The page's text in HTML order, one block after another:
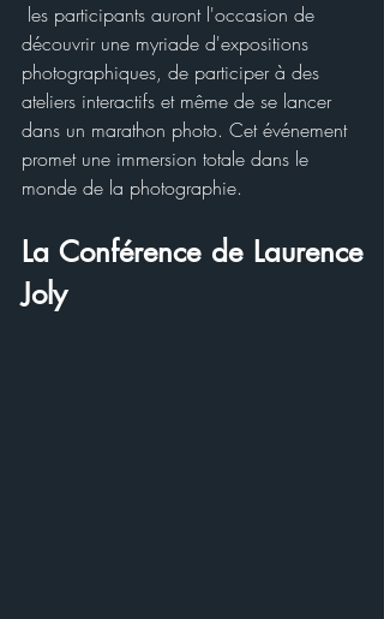
découvrir une myriade d'expositions
photographiques, de participer à des
ateliers interactifs et même de se lancer
dans un marathon photo. Cet événement
promet une immersion totale dans le
monde de la photographie.
La Conférence de Laurence
Joly